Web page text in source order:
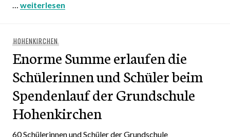
… Umzug Dorffest Hohenkirchen
weiterlesen
HOHENKIRCHEN
Enorme Summe erlaufen die
Schülerinnen und Schüler beim
Spendenlauf der Grundschule
Hohenkirchen
60 Schülerinnen und Schüler der Grundschule